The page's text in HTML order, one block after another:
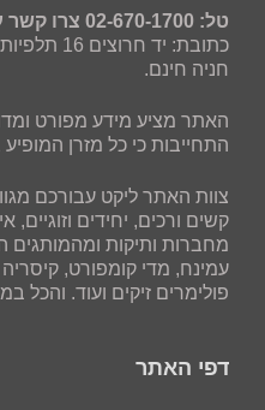
טל: 02-670-1700 צרו קשר עוד היום!
כתובת: יד חרוצים 16 תלפיות, ירושלים.
חניה חינם.
האתר מציע מידע מפורט
התחייבות כי כל מזרן
צוות האתר ליקט עבורכם
קשים ורכים, יחידים וזוגיים,
מחברות ותיקות ומהמותגים
עמינח, מדי קומפורט, קיסריה
פולימרים זיקים ועוד. והכל
דפי האתר